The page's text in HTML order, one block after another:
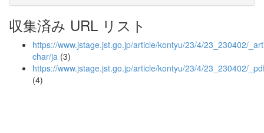
収集済み URL リスト
https://www.jstage.jst.go.jp/article/kontyu/23/4/23_230402/
char/ja (3)
https://www.jstage.jst.go.jp/article/kontyu/23/4/23_230402/
(4)